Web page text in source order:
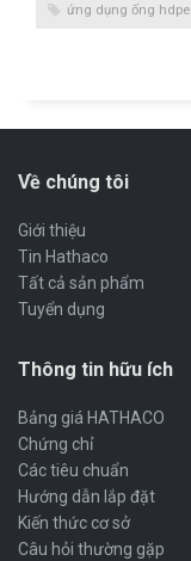
ứng dụng ống hdpe
Về chúng tôi
Giới thiệu
Tin Hathaco
Tất cả sản phẩm
Tuyển dụng
Thông tin hữu ích
Bảng giá HATHACO
Chứng chỉ
Các tiêu chuẩn
Hướng dẫn lắp đặt
Kiến thức cơ sở
Câu hỏi thường gặp